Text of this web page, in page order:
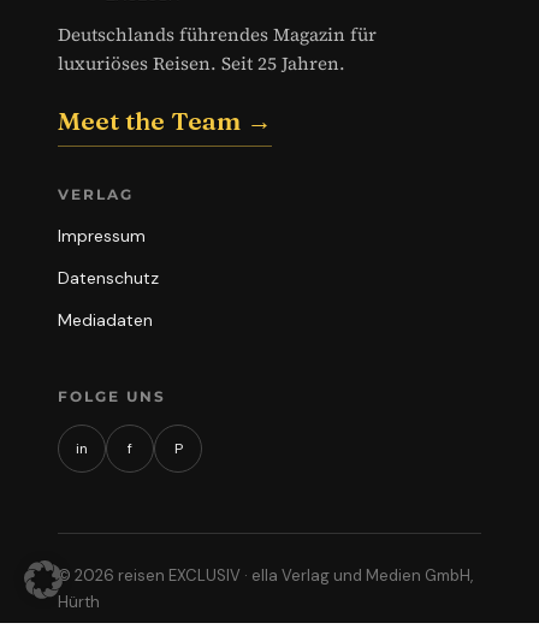
Deutschlands führendes Magazin für
luxuriöses Reisen. Seit 25 Jahren.
Meet the Team →
VERLAG
Impressum
Datenschutz
Mediadaten
FOLGE UNS
in f P
© 2026 reisen EXCLUSIV · ella Verlag und Medien GmbH,
Hürth